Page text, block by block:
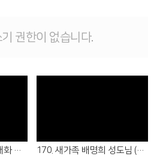
권한이 없습니다.
171. 새가족 신연수 남태화 성도님 (26.08.02 - 샬롬회/청년부) 170. 새가족 배명희 성도님 (26.08.02 - 여전도회)